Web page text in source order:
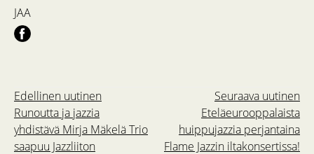
JAA
Seuraava uutinen
Eteläeurooppalaista
huippujazzia perjantaina
Flame Jazzin iltakonsertissa!
Edellinen uutinen
Runoutta ja jazzia
yhdistävä Mirja Mäkelä Trio
saapuu Jazzliiton